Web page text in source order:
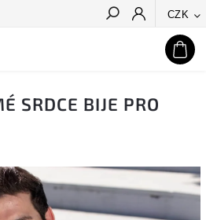
CZK
Hledat
SRDCE BIJE PRO